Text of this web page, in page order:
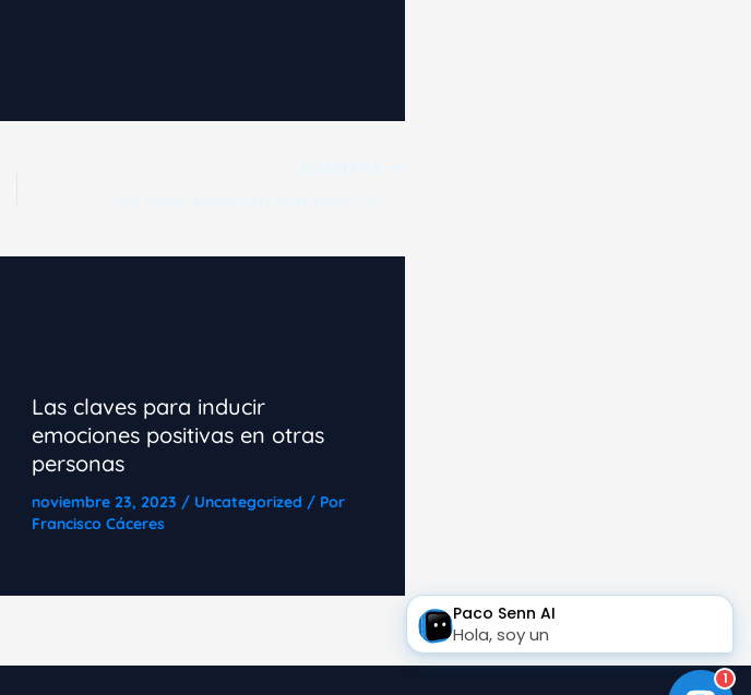
Las claves para inducir
emociones positivas en otras
personas
noviembre 23, 2023 / Uncategorized / Por
Francisco Cáceres